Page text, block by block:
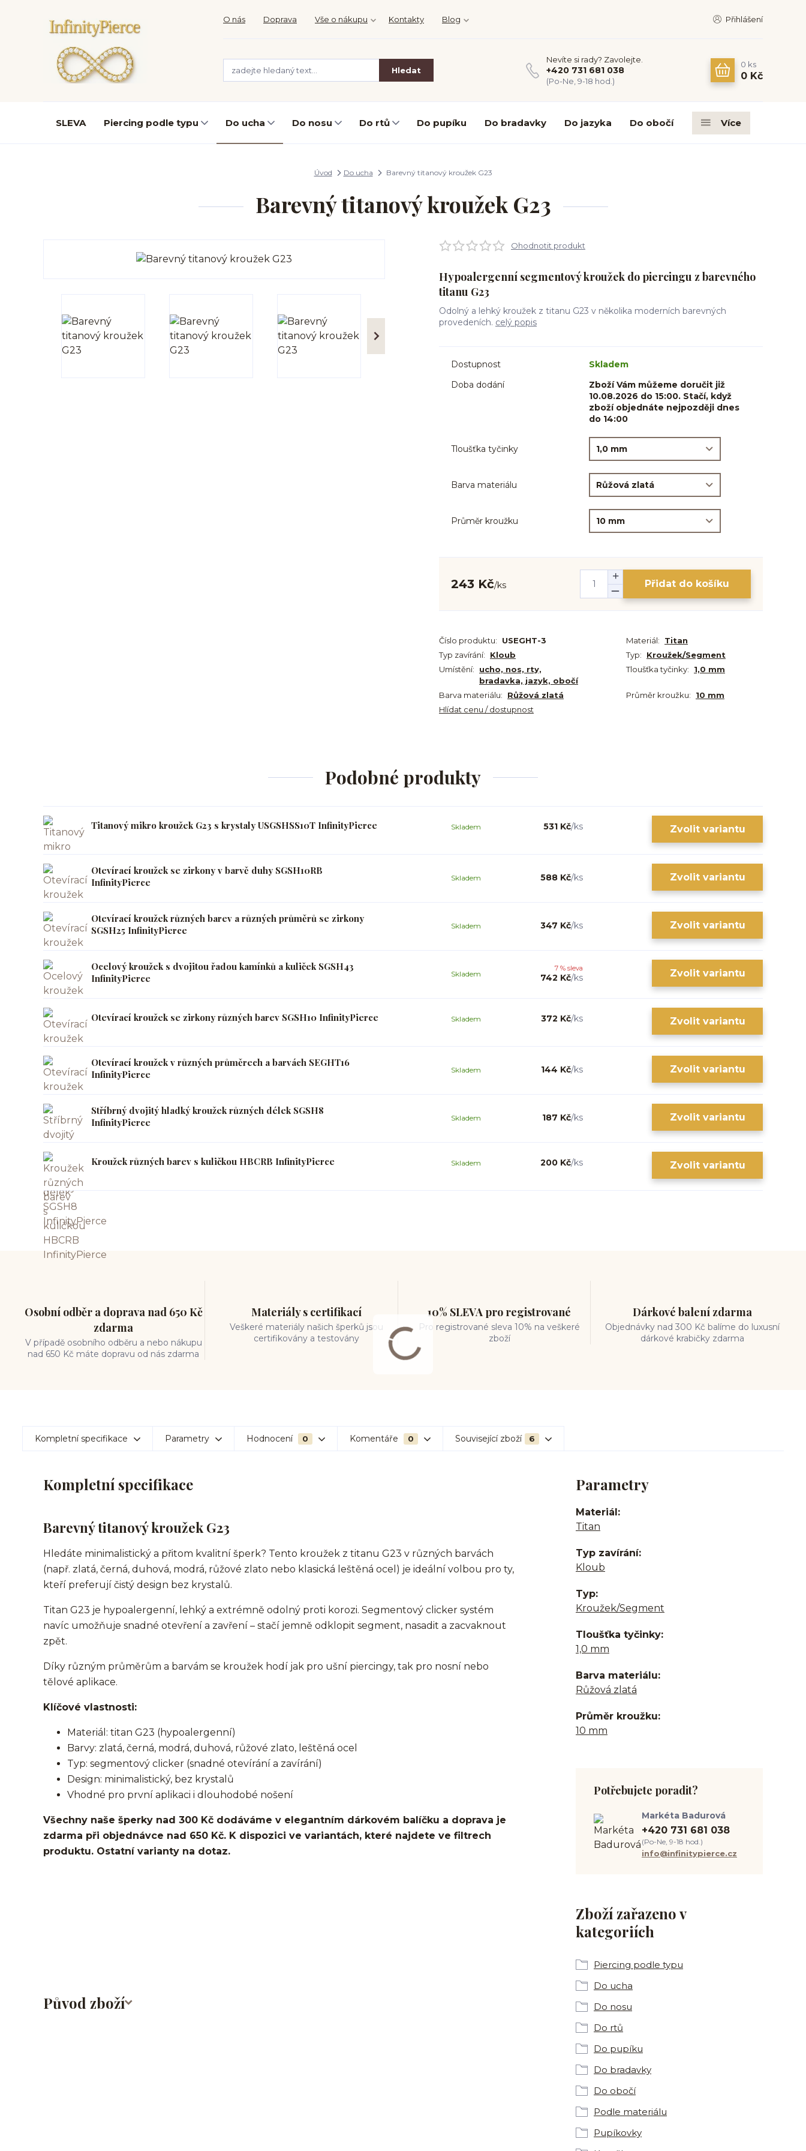
O nás Doprava Vše o nákupu Kontakty Blog Přihlášení
Hledat
Nevíte si rady? Zavolejte.
+420 731 681 038
(Po-Ne, 9-18 hod.)
0 ks
0 Kč
SLEVA Piercing podle typu Do ucha Do nosu Do rtů Do pupíku Do bradavky Do jazyka Do obočí Více
Úvod Do ucha Barevný titanový kroužek G23
Barevný titanový kroužek G23
Ohodnotit produkt
Hypoalergenní segmentový kroužek do piercingu z barevného
titanu G23
Odolný a lehký kroužek z titanu G23 v několika moderních barevných
provedeních. celý popis
Dostupnost
Skladem
Doba dodání
Zboží Vám můžeme doručit již
10.08.2026 do 15:00. Stačí, když
zboží objednáte nejpozději dnes
do 14:00
Tloušťka tyčinky
Barva materiálu
Průměr kroužku
243 Kč/ks Přidat do košíku
Číslo produktu: USEGHT-3 Materiál:
Titan
Typ zavírání:
Kloub Typ:
Kroužek/Segment
Umístění:
ucho, nos, rty,
bradavka, jazyk, obočí
Tloušťka tyčinky: 1,0 mm
Barva materiálu: Růžová zlatá Průměr kroužku:
10 mm
Hlídat cenu / dostupnost
Podobné produkty
Titanový mikro kroužek G23 s krystaly USGSHSS10T InfinityPierce 531 Kč/ks
Skladem Zvolit variantu
Otevírací kroužek se zirkony v barvě duhy SGSH10RB
InfinityPierce
588 Kč/ks
Skladem Zvolit variantu
Otevírací kroužek různých barev a různých průměrů se zirkony
SGSH25 InfinityPierce
347 Kč/ks
Skladem Zvolit variantu
Ocelový kroužek s dvojitou řadou kamínků a kuliček SGSH43
InfinityPierce
7 % sleva
742 Kč/ks
Skladem Zvolit variantu
Otevírací kroužek se zirkony různých barev SGSH10 InfinityPierce 372 Kč/ks
Skladem Zvolit variantu
Otevírací kroužek v různých průměrech a barvách SEGHT16
InfinityPierce
144 Kč/ks
Skladem Zvolit variantu
Stříbrný dvojitý hladký kroužek různých délek SGSH8
InfinityPierce
187 Kč/ks
Skladem Zvolit variantu
Kroužek různých barev s kuličkou HBCRB InfinityPierce 200 Kč/ks
Skladem Zvolit variantu
Osobní odběr a doprava nad 650 Kč
zdarma
V případě osobního odběru a nebo nákupu
nad 650 Kč máte dopravu od nás zdarma
Materiály s certifikací
Veškeré materiály našich šperků jsou
certifikovány a testovány
10% SLEVA pro registrované
Pro registrované sleva 10% na veškeré
zboží
Dárkové balení zdarma
Objednávky nad 300 Kč balíme do luxusní
dárkové krabičky zdarma
Kompletní specifikace Parametry Hodnocení 0 Komentáře 0 Související zboží 6
Kompletní specifikace
Barevný titanový kroužek G23
Hledáte minimalistický a přitom kvalitní šperk? Tento kroužek z titanu G23 v různých barvách
(např. zlatá, černá, duhová, modrá, růžové zlato nebo klasická leštěná ocel) je ideální volbou pro ty,
kteří preferují čistý design bez krystalů.
Titan G23 je hypoalergenní, lehký a extrémně odolný proti korozi. Segmentový clicker systém
navíc umožňuje snadné otevření a zavření – stačí jemně odklopit segment, nasadit a zacvaknout
zpět.
Díky různým průměrům a barvám se kroužek hodí jak pro ušní piercingy, tak pro nosní nebo
tělové aplikace.
Klíčové vlastnosti:
Materiál: titan G23 (hypoalergenní)
Barvy: zlatá, černá, modrá, duhová, růžové zlato, leštěná ocel
Typ: segmentový clicker (snadné otevírání a zavírání)
Design: minimalistický, bez krystalů
Vhodné pro první aplikaci i dlouhodobé nošení
Všechny naše šperky nad 300 Kč dodáváme v elegantním dárkovém balíčku a doprava je
zdarma při objednávce nad 650 Kč. K dispozici ve variantách, které najdete ve filtrech
produktu. Ostatní varianty na dotaz.
Původ zboží
Parametry
Materiál
Titan
Typ zavírání
Kloub
Typ
Kroužek/Segment
Tloušťka tyčinky
1,0 mm
Barva materiálu
Růžová zlatá
Průměr kroužku
10 mm
Zboží zařazeno v
kategoriích
Piercing podle typu
Do ucha
Do nosu
Do rtů
Do pupíku
Do bradavky
Do obočí
Podle materiálu
Pupíkovky
Potřebujete poradit?
Markéta Badurová
+420 731 681 038
(Po-Ne, 9-18 hod.)
info@infinitypierce.cz